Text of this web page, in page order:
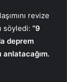
revize
söyledi: “9
deprem
anlatacağım.